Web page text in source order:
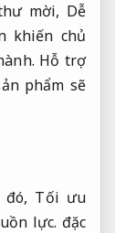
mời, Dễ
khiến chủ
Hỗ trợ
phẩm sẽ
đó, Tối ưu
lực. đặc